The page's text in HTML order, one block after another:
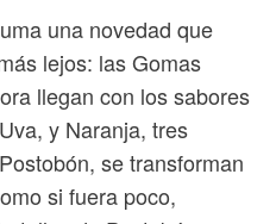
una novedad que
lejos: las Gomas
llegan con los sabores
y Naranja, tres
se transforman
si fuera poco,